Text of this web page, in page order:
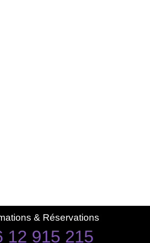
& Réservations
12 915 215